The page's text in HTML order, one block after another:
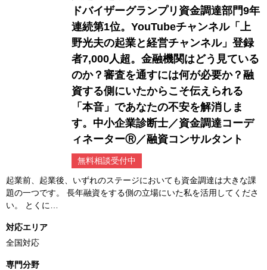
ドバイザーグランプリ資金調達部門9年
連続第1位。YouTubeチャンネル「上
野光夫の起業と経営チャンネル」登録
者7,000人超。金融機関はどう見ている
のか？審査を通すには何が必要か？融
資する側にいたからこそ伝えられる
「本音」であなたの不安を解消しま
す。中小企業診断士／資金調達コーデ
ィネーターⓇ／融資コンサルタント
無料相談受付中
起業前、起業後、いずれのステージにおいても資金調達は大きな課
題の一つです。 長年融資をする側の立場にいた私を活用してくださ
い。 とくに…
対応エリア
全国対応
専門分野